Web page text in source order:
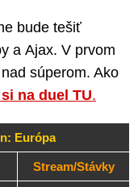
bude tešiť
a Ajax. V prvom
súperom. Ako
na duel TU.
Európa
Stream/Stávky